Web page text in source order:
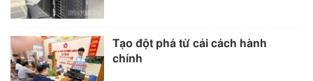
Tạo đột phá từ cải cách hành
chính